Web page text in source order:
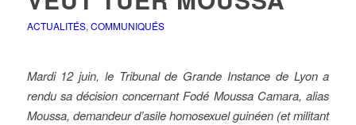
ACTUALITÉS, COMMUNIQUÉS
Mardi 12 juin, le Tribunal de Grande Instance de Lyon a
rendu sa décision concernant Fodé Moussa Camara, alias
Moussa, demandeur d’asile homosexuel guinéen (et militant